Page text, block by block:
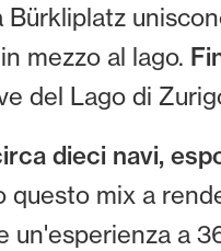
mezzo al lago.
del Lago di
dieci navi,
mix a
un'esperienza a